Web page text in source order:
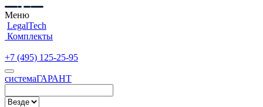
Меню
LegalTech
Комплекты
+7 (495) 125-25-95
cистемаГАРАНТ